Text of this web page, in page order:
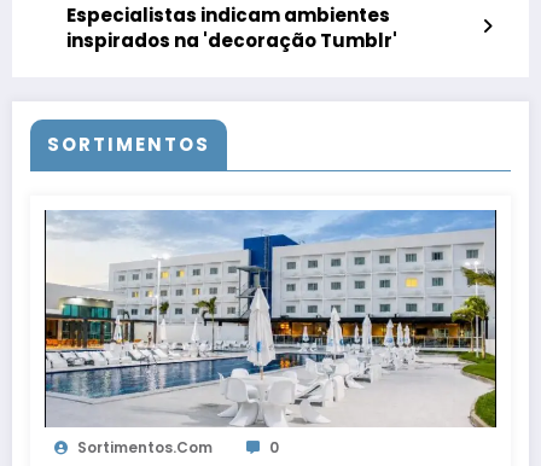
Especialistas indicam ambientes
inspirados na 'decoração Tumblr'
SORTIMENTOS
Sortimentos.com 0